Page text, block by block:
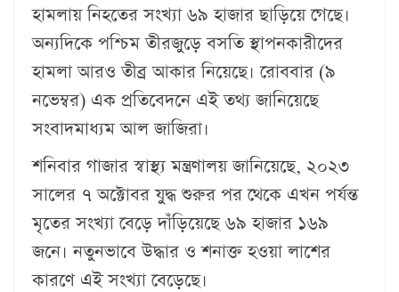
হামলায় নিহতের সংখ্যা ৬৯ হাজার ছাড়িয়ে গেছে।
অন্যদিকে পশ্চিম তীরজুড়ে বসতি স্থাপনকারীদের
হামলা আরও তীব্র আকার নিয়েছে। রোববার (৯
নভেম্বর) এক প্রতিবেদনে এই তথ্য জানিয়েছে
সংবাদমাধ্যম আল জাজিরা।
শনিবার গাজার স্বাস্থ্য মন্ত্রণালয় জানিয়েছে, ২০২৩
সালের ৭ অক্টোবর যুদ্ধ শুরুর পর থেকে এখন পর্যন্ত
মৃতের সংখ্যা বেড়ে দাঁড়িয়েছে ৬৯ হাজার ১৬৯
জনে। নতুনভাবে উদ্ধার ও শনাক্ত হওয়া লাশের
কারণে এই সংখ্যা বেড়েছে।